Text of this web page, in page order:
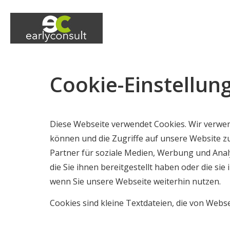
Cookie-
Diese Webseite verwendet Cookies. Wir
können und die Zugriffe auf unsere Website
Partner für soziale Medien, Werbung und
die Sie ihnen bereitgestellt haben oder die
wenn Sie unsere Webseite weiterhin nutzen.
Cookies sind kleine Textdateien, die von